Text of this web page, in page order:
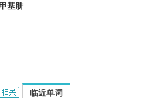
甲基肼
methyl hydrazine的相关资料：
临近单词